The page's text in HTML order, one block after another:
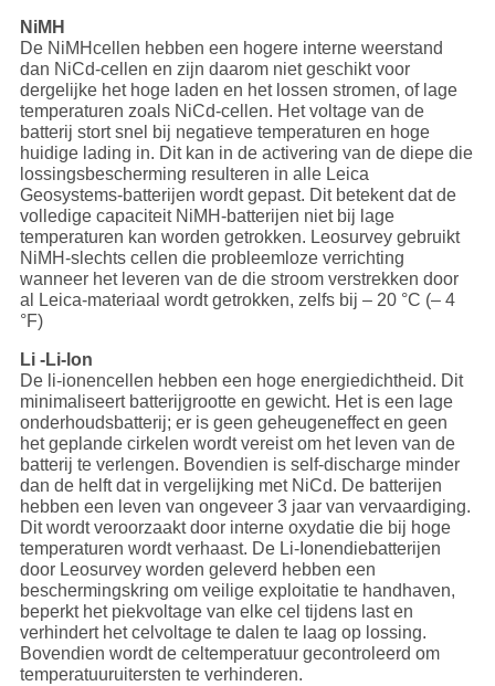
NiMH
De NiMHcellen hebben een hogere interne weerstand
dan NiCd-cellen en zijn daarom niet geschikt voor
dergelijke het hoge laden en het lossen stromen, of lage
temperaturen zoals NiCd-cellen. Het voltage van de
batterij stort snel bij negatieve temperaturen en hoge
huidige lading in. Dit kan in de activering van de diepe die
lossingsbescherming resulteren in alle Leica
Geosystems-batterijen wordt gepast. Dit betekent dat de
volledige capaciteit NiMH-batterijen niet bij lage
temperaturen kan worden getrokken. Leosurvey gebruikt
NiMH-slechts cellen die probleemloze verrichting
wanneer het leveren van de die stroom verstrekken door
al Leica-materiaal wordt getrokken, zelfs bij – 20 °C (– 4
°F)
Li -Li-lon
De li-ionencellen hebben een hoge energiedichtheid. Dit
minimaliseert batterijgrootte en gewicht. Het is een lage
onderhoudsbatterij; er is geen geheugeneffect en geen
het geplande cirkelen wordt vereist om het leven van de
batterij te verlengen. Bovendien is self-discharge minder
dan de helft dat in vergelijking met NiCd. De batterijen
hebben een leven van ongeveer 3 jaar van vervaardiging.
Dit wordt veroorzaakt door interne oxydatie die bij hoge
temperaturen wordt verhaast. De Li-Ionendiebatterijen
door Leosurvey worden geleverd hebben een
beschermingskring om veilige exploitatie te handhaven,
beperkt het piekvoltage van elke cel tijdens last en
verhindert het celvoltage te dalen te laag op lossing.
Bovendien wordt de celtemperatuur gecontroleerd om
temperatuuruitersten te verhinderen.